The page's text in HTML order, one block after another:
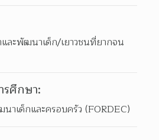
และพัฒนาเด็ก/เยาวชนที่ยากจน
ศึกษา:
เด็กและครอบครัว (FORDEC)